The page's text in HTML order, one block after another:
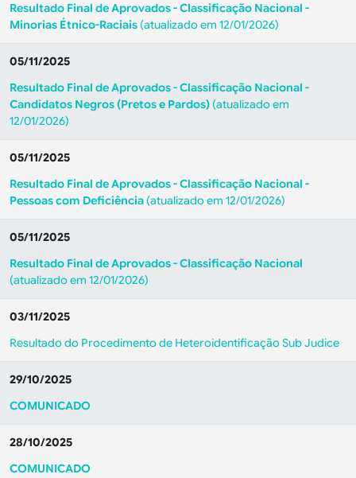
Resultado Final de Aprovados - Classificação Nacional -
Minorias Étnico-Raciais (atualizado em 12/01/2026)
05/11/2025
Resultado Final de Aprovados - Classificação Nacional -
Candidatos Negros (Pretos e Pardos) (atualizado em
12/01/2026)
05/11/2025
Resultado Final de Aprovados - Classificação Nacional -
Pessoas com Deficiência (atualizado em 12/01/2026)
05/11/2025
Resultado Final de Aprovados - Classificação Nacional
(atualizado em 12/01/2026)
03/11/2025
Resultado do Procedimento de Heteroidentificação Sub Judice
29/10/2025
COMUNICADO
28/10/2025
COMUNICADO